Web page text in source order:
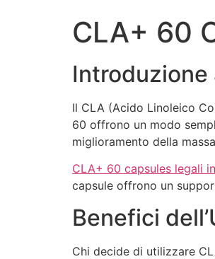
CLA+ 60
Introduzione
Il CLA (Acido Linoleico
60 offrono un modo
miglioramento della
CLA+ 60 capsules legali
capsule offrono un
Benefici
Chi decide di utilizzare